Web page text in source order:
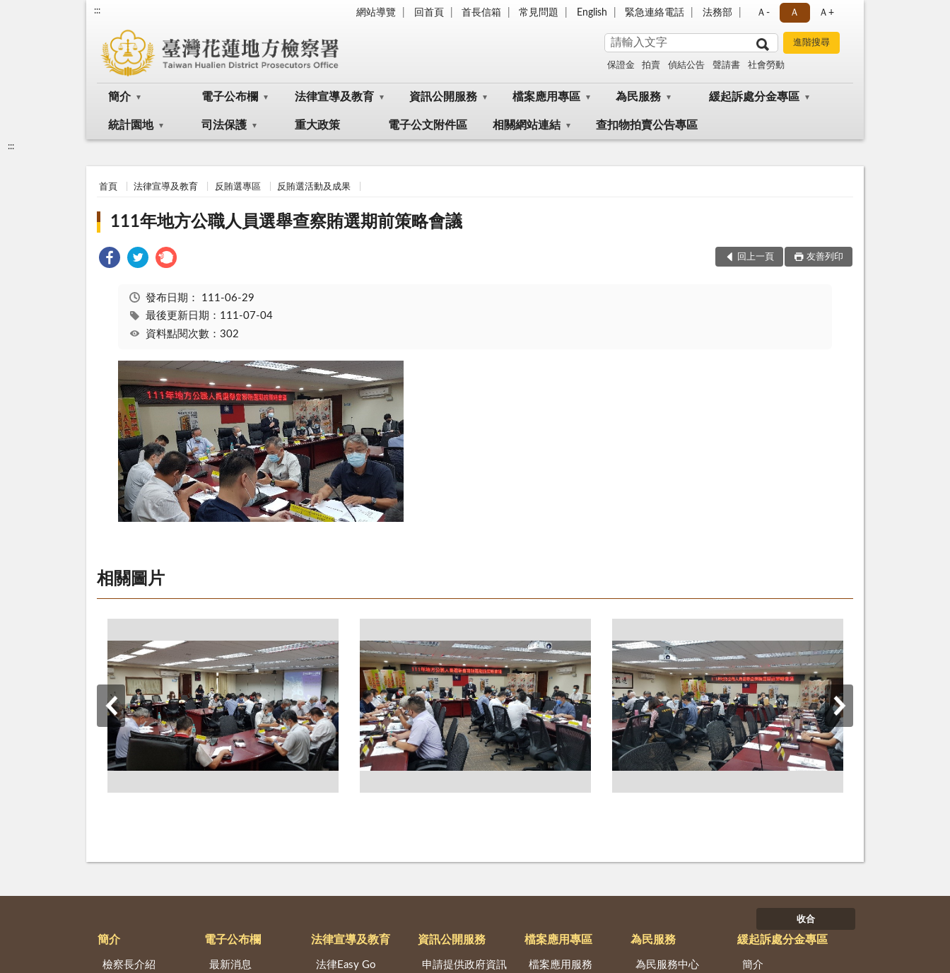
::: 網站導覽 回首頁 首長信箱 常見問題 English 緊急連絡電話 法務部 Ａ- Ａ Ａ+
保證金 拍賣 偵結公告 聲請書 社會勞動
簡介 電子公布欄 法律宣導及教育 資訊公開服務 檔案應用專區 為民服務 緩起訴處分金專區
統計園地 司法保護 重大政策 電子公文附件區 相關網站連結 查扣物拍賣公告專區
:::
首頁 法律宣導及教育 反賄選專區 反賄選活動及成果
111年地方公職人員選舉查察賄選期前策略會議
回上一頁 友善列印
發布日期： 111-06-29
最後更新日期：111-07-04
資料點閱次數：302
相關圖片
收合
簡介
檢察長介紹
電子公布欄
最新消息
法律宣導及教育
法律Easy Go
資訊公開服務
申請提供政府資訊
檔案應用專區
檔案應用服務
為民服務
為民服務中心
緩起訴處分金專區
簡介